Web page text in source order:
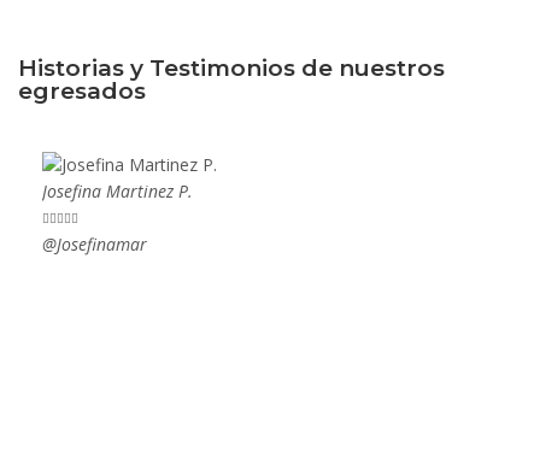
Historias y Testimonios de nuestros
egresados
Josefina Martinez P.

@Josefinamar